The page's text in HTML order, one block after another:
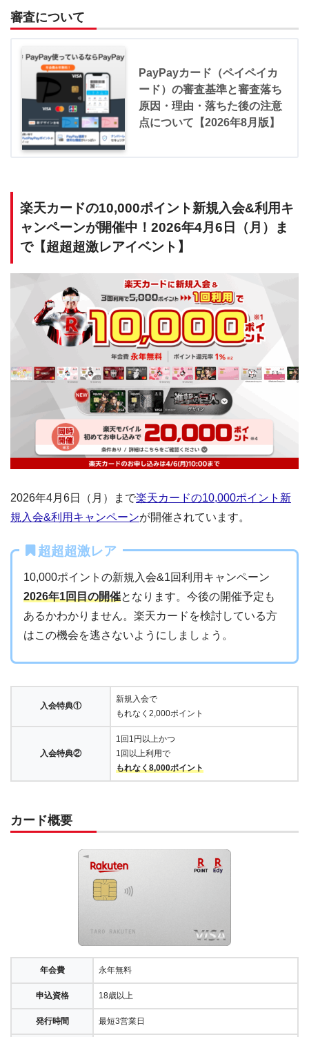
審査について
PayPayカード（ペイペイカ
ード）の審査基準と審査落ち
原因・理由・落ちた後の注意
点について【2026年8月版】
楽天カードの10,000ポイント新規入会&利用キ
ャンペーンが開催中！2026年4月6日（月）ま
で【超超超激レアイベント】
2026年4月6日（月）まで楽天カードの10,000ポイント新
規入会&利用キャンペーンが開催されています。
超超超激レア
10,000ポイントの新規入会&1回利用キャンペーン
2026年1回目の開催となります。今後の開催予定も
あるかわかりません。楽天カードを検討している方
はこの機会を逃さないようにしましょう。
入会特典①
新規入会で
もれなく2,000ポイント
入会特典②
1回1円以上かつ
1回以上利用で
もれなく8,000ポイント
カード概要
年会費 永年無料
申込資格 18歳以上
発行時間 最短3営業日